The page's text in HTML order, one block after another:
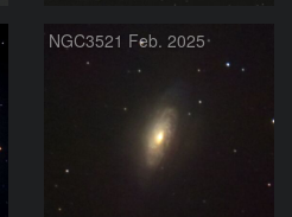
NGC3521 Feb. 2025